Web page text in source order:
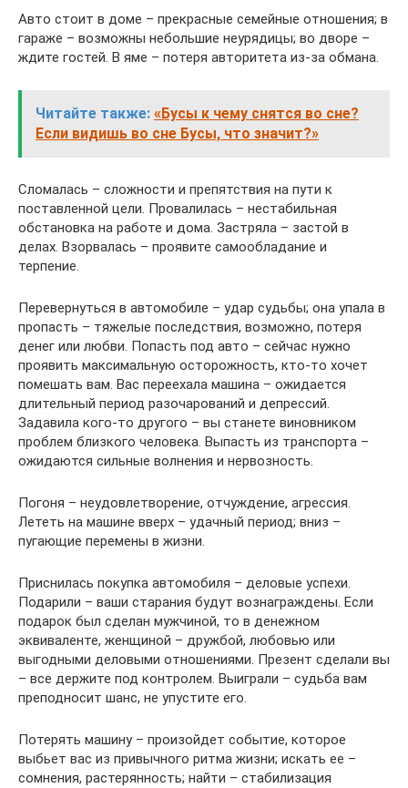
Авто стоит в доме – прекрасные семейные отношения; в
гараже – возможны небольшие неурядицы; во дворе –
ждите гостей. В яме – потеря авторитета из-за обмана.
Читайте также: «Бусы к чему снятся во сне?
Если видишь во сне Бусы, что значит?»
Сломалась – сложности и препятствия на пути к
поставленной цели. Провалилась – нестабильная
обстановка на работе и дома. Застряла – застой в
делах. Взорвалась – проявите самообладание и
терпение.
Перевернуться в автомобиле – удар судьбы; она упала в
пропасть – тяжелые последствия, возможно, потеря
денег или любви. Попасть под авто – сейчас нужно
проявить максимальную осторожность, кто-то хочет
помешать вам. Вас переехала машина – ожидается
длительный период разочарований и депрессий.
Задавила кого-то другого – вы станете виновником
проблем близкого человека. Выпасть из транспорта –
ожидаются сильные волнения и нервозность.
Погоня – неудовлетворение, отчуждение, агрессия.
Лететь на машине вверх – удачный период; вниз –
пугающие перемены в жизни.
Приснилась покупка автомобиля – деловые успехи.
Подарили – ваши старания будут вознаграждены. Если
подарок был сделан мужчиной, то в денежном
эквиваленте, женщиной – дружбой, любовью или
выгодными деловыми отношениями. Презент сделали вы
– все держите под контролем. Выиграли – судьба вам
преподносит шанс, не упустите его.
Потерять машину – произойдет событие, которое
выбьет вас из привычного ритма жизни; искать ее –
сомнения, растерянность; найти – стабилизация